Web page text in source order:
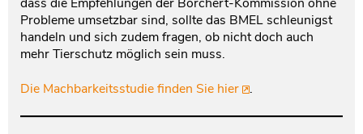
dass die Empfehlungen der Borchert-Kommission ohne
Probleme umsetzbar sind, sollte das BMEL schleunigst
handeln und sich zudem fragen, ob nicht doch auch
mehr Tierschutz möglich sein muss.
Die Machbarkeitsstudie finden Sie hier .